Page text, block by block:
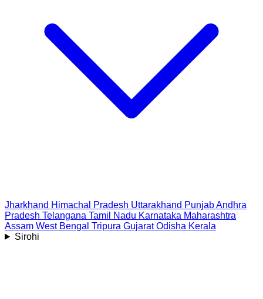
Jharkhand Himachal Pradesh Uttarakhand PunjabAndhra
Pradesh Telangana Tamil Nadu Karnataka Maharashtra
Assam West Bengal Tripura Gujarat Odisha Kerala
Sirohi